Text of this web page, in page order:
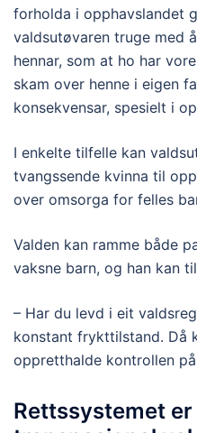
forholda i opphavslandet
valdsutøvaren truge med
hennar, som at ho har
skam over henne i eigen
konsekvensar, spesielt i
I enkelte tilfelle kan
tvangssende kvinna til
over omsorga for felles
Valden kan ramme både
vaksne barn, og han kan
– Har du levd i eit
konstant frykttilstand. Då
oppretthalde kontrollen
Rettssystemet